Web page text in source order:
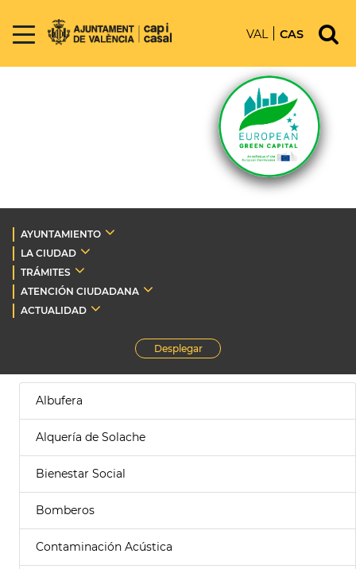
VAL CAS
AYUNTAMIENTO
LA CIUDAD
TRÁMITES
ATENCIÓN CIUDADANA
ACTUALIDAD
Desplegar
Albufera
Alquería de Solache
Bienestar Social
Bomberos
Contaminación Acústica